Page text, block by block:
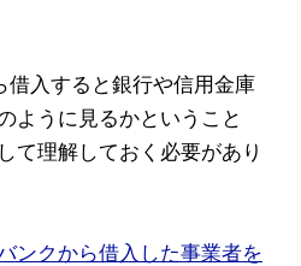
借入すると銀行や信用金庫
ように見るかということ
て理解しておく必要があり
ンクから借入した事業者を